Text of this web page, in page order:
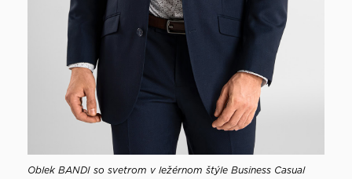
Oblek BANDI so svetrom v ležérnom štýle Business Casual